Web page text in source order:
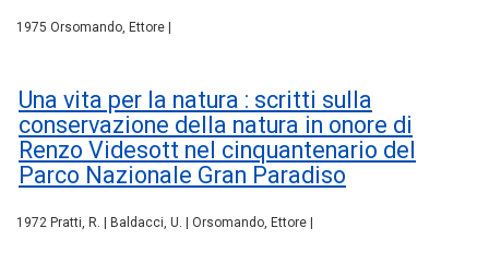
1975 Orsomando, Ettore |
Una vita per la natura : scritti sulla
conservazione della natura in onore di
Renzo Videsott nel cinquantenario del
Parco Nazionale Gran Paradiso
1972 Pratti, R. | Baldacci, U. | Orsomando, Ettore |